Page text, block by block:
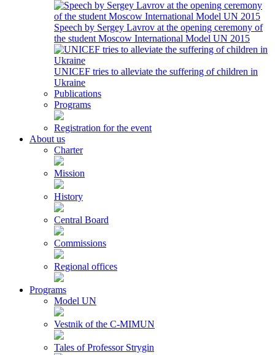
Speech by Sergey Lavrov at the opening ceremony of
the student Moscow International Model UN 2015
UNICEF tries to alleviate the suffering of children in
Ukraine
Publications
Programs
Registration for the event
About us
Charter
Mission
History
Central Board
Commissions
Regional offices
Programs
Model UN
Vestnik of the C-MIMUN
Tales of Professor Strygin